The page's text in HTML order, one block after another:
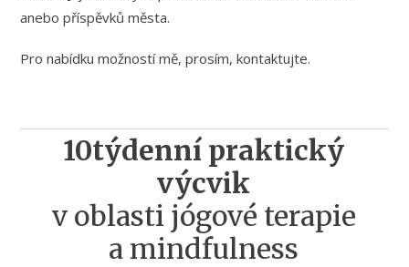
anebo příspěvků města.
Pro nabídku možností mě, prosím, kontaktujte.
10týdenní praktický
výcvik
v oblasti jógové terapie
a mindfulness